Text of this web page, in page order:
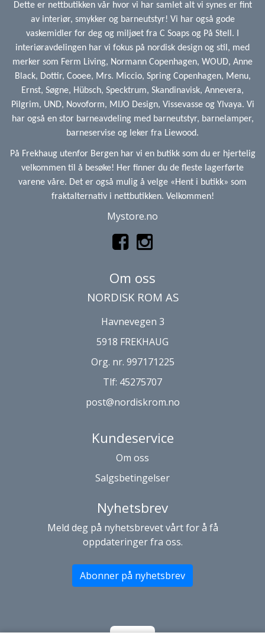
Dette er nettbutikken vår hvor vi har samlet alt vi synes er fint
av interiør, smykker og barneutstyr! Vi har også gode
vaskemidler for deg og miljøet fra C Soaps og På Stell. I
interiøravdelingen har vi fokus på nordisk design og stil, med
merker som Ferm Living, Normann Copenhagen, WOUD, Anne
Black, Dottir, Cooee, Mrs. Miccio, Spring Copenhagen, Menu,
Ernst, Søgne, Hübsch, Specktrum, Skandinavisk, Annevera,
Pilgrim, UND, Novoform, MIJO Design, Vissevasse og Ylvaya. Vi
har også en stor barneavdeling med barneutstyr, barnelamper,
barneservise og leker fra Liewood.
På Frekhaug utenfor Bergen har vi en butikk som du er hjertelig
velkommen til å besøke! Her finner du de fleste lagerførte
varene våre. Det er også mulig å velge «Hent i butikk» som
fraktalternativ i nettbutikken. Velkommen!
Mystore.no
Om oss
NORDISK ROM AS
Havnevegen 3
5918 FREKHAUG
Org. nr. 997171225
Tlf: 45275707
post@nordiskrom.no
Kundeservice
Om oss
Salgsbetingelser
Nyhetsbrev
Meld deg på nyhetsbrevet vårt for å få
oppdateringer fra oss.
Abonner på nyhetsbrev